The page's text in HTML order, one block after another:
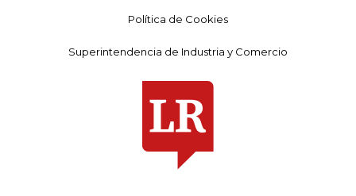
Política de Cookies
Superintendencia de Industria y Comercio